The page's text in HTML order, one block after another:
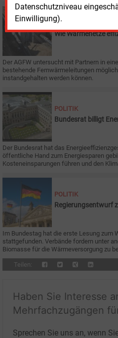
Datenschutzniveau
Einwilligung).
F&E
Wie Wärmenetze
Der AGFW untersucht mit Partnern in
bestehende Fernwärmeleitungen
instandgehalten werden können.
POLITIK
Bundesrat billigt
Der Bundesrat hat das
öffentliche Hand zum Energiesparen
Kosteneinsparungen führen und den
POLITIK
Regierungsentwurf
Im Bundestag hat die erste Lesung zum
stattgefunden. Verbände fordern unter
Biomasse für die Wärmeversorgung zu
Teilen:
Haben Sie Interesse
Mehrfachzugängen
Sprechen Sie uns an, wenn